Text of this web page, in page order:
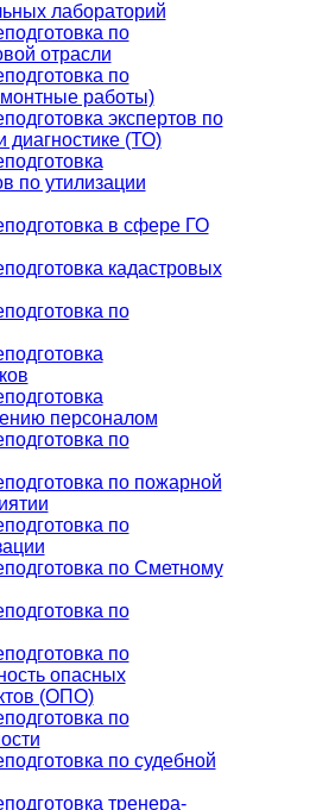
лабораторий
по
отрасли
по
работы)
экспертов по
диагностике (ТО)
по утилизации
в сфере ГО
кадастровых
по
персоналом
по
по пожарной
по
по Сметному
по
по
опасных
(ОПО)
по
по судебной
тренера-